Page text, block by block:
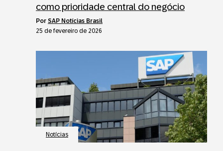
como prioridade central do negócio
por SAP Notícias Brasil
25 de fevereiro de 2026
Notícias